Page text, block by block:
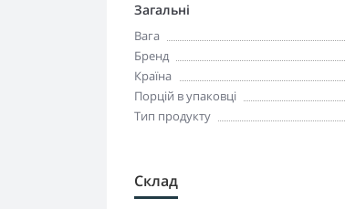
Загальні
Вага
Бренд
Країна
Порцій в упаковці
Тип продукту
Склад